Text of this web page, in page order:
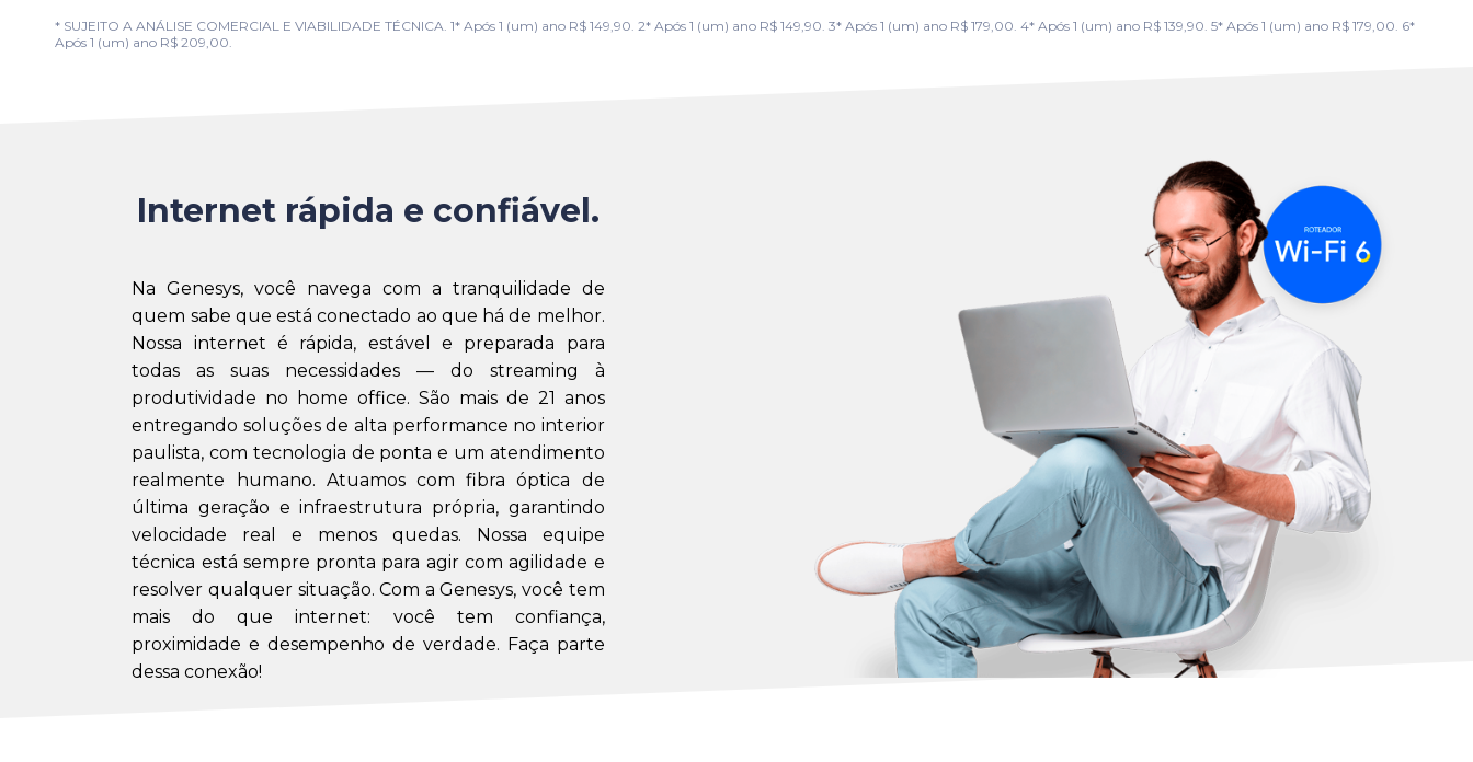
* SUJEITO A ANÁLISE COMERCIAL E VIABILIDADE TÉCNICA. 1* Após 1 (um) ano R$ 149,90. 2* Após 1 (um) ano R$ 149,90. 3* Após 1 (um) ano R$ 179,00. 4* Após 1 (um) ano R$ 139,90. 5* Após 1 (um) ano R$ 179,00. 6*
Após 1 (um) ano R$ 209,00.
Internet rápida e confiável.
Na Genesys, você navega com a tranquilidade de
quem sabe que está conectado ao que há de melhor.
Nossa internet é rápida, estável e preparada para
todas as suas necessidades — do streaming à
produtividade no home office. São mais de 21 anos
entregando soluções de alta performance no interior
paulista, com tecnologia de ponta e um atendimento
realmente humano. Atuamos com fibra óptica de
última geração e infraestrutura própria, garantindo
velocidade real e menos quedas. Nossa equipe
técnica está sempre pronta para agir com agilidade e
resolver qualquer situação. Com a Genesys, você tem
mais do que internet: você tem confiança,
proximidade e desempenho de verdade. Faça parte
dessa conexão!